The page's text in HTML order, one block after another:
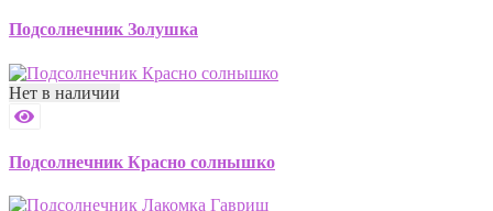
Подсолнечник Золушка
Нет в наличии
Подсолнечник Красно солнышко